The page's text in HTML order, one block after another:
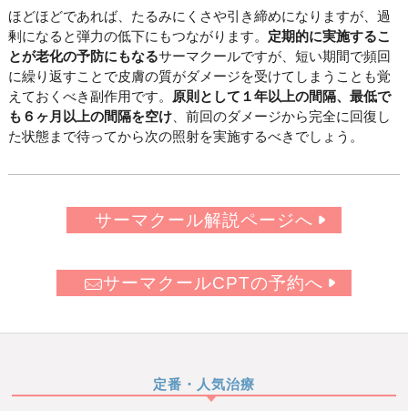
ほどほどであれば、たるみにくさや引き締めになりますが、過
剰になると弾力の低下にもつながります。 定期的に実施するこ
とが老化の予防にもなるサーマクールですが、短い期間で頻回
に繰り返すことで皮膚の質がダメージを受けてしまうことも覚
えておくべき副作用です。
原則として１年以上の間隔、最低で
も６ヶ月以上の間隔を空け、前回のダメージから完全に回復し
た状態まで待ってから次の照射を実施するべきでしょう。
サーマクール解説ページへ
サーマクールCPTの予約へ
定番・人気治療